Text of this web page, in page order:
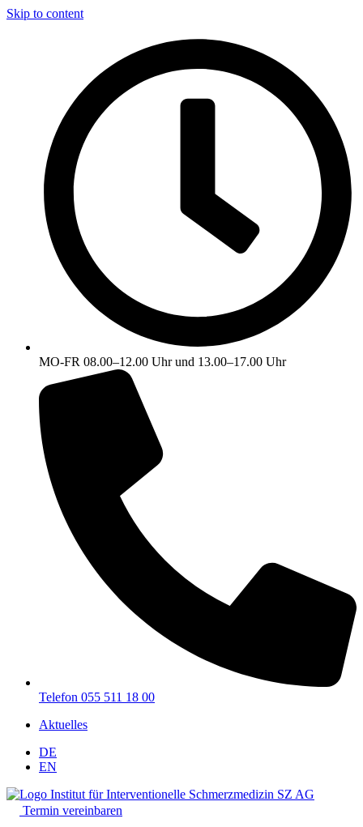
Skip to content
MO-FR 08.00–12.00 Uhr und 13.00–17.00 Uhr
Telefon 055 511 18 00
Aktuelles
DE
EN
Termin vereinbaren